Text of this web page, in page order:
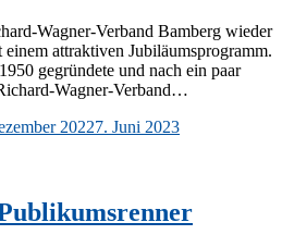
Wa­g­­ner-Ver­­­band Bam­berg wie­der
at­trak­ti­ven Ju­bi­lä­ums­pro­gramm.
ge­grün­de­te und nach ein paar
Wagner-Verband…
20227. Juni 2023